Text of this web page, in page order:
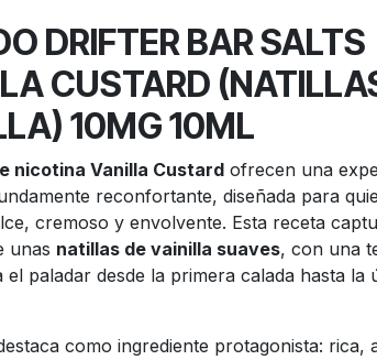
DRIFTER BAR SALTS
CUSTARD
10MG 10ML
nicotina Vanilla Custard ofrecen una
reconfortante, diseñada para
cremoso y envolvente. Esta receta
unas natillas de vainilla suaves, con una
el paladar desde la primera calada hasta la
como ingrediente protagonista: rica,